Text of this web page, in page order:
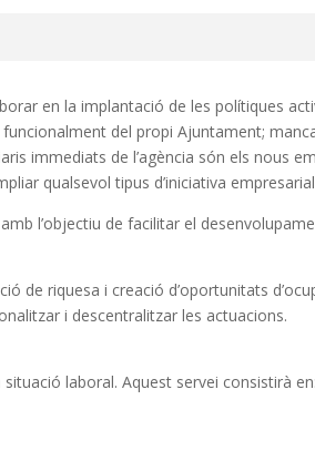
en la implantació de les polítiques
del propi Ajuntament;
immediats de l’agència són els nous
qualsevol tipus d’iniciativa
l’objectiu de facilitar el
de riquesa i creació d’oportunitats
i descentralitzar les actuacions.
laboral. Aquest servei consistirà en: